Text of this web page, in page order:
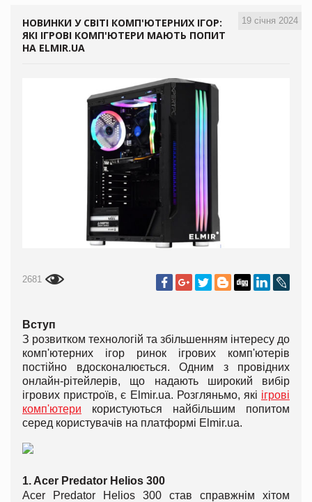
19 січня 2024
НОВИНКИ У СВІТІ КОМП'ЮТЕРНИХ ІГОР:
ЯКІ ІГРОВІ КОМП'ЮТЕРИ МАЮТЬ ПОПИТ
НА ELMIR.UA
2681
Вступ
З розвитком технологій та збільшенням інтересу до
комп'ютерних ігор ринок ігрових комп'ютерів
постійно вдосконалюється. Одним з провідних
онлайн-рітейлерів, що надають широкий вибір
ігрових пристроїв, є Elmir.ua. Розгляньмо, які ігрові
комп'ютери користуються найбільшим попитом
серед користувачів на платформі Elmir.ua.
1. Acer Predator Helios 300
Acer Predator Helios 300 став справжнім хітом